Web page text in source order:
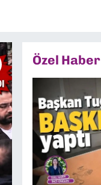
Özel Haber